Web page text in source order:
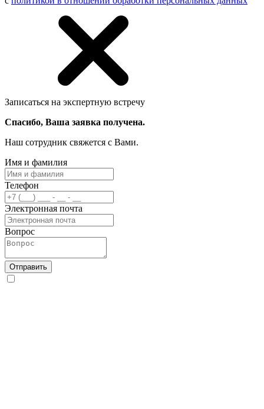
Записаться на экспертную встречу
Спасибо, Ваша заявка получена.
Наш сотрудник свяжется с Вами.
Имя и фамилия
Телефон
Электронная почта
Вопрос
Отправить